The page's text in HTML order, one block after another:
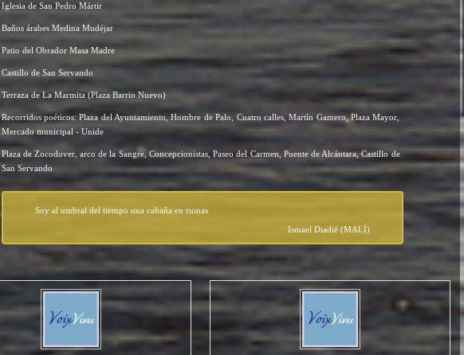
Iglesia de San Pedro Mártir
Baños árabes Medina Mudéjar
Patio del Obrador Masa Madre
Castillo de San Servando
Terraza de La Marmita (Plaza Barrio Nuevo)
Recorridos poéticos: Plaza del Ayuntamiento, Hombre de Palo, Cuatro calles, Martín Gamero, Plaza Mayor,
Mercado municipal - Unide
Plaza de Zocodover, arco de la Sangre, Concepcionistas, Paseo del Carmen, Puente de Alcántara, Castillo de
San Servando
Soy al umbral del tiempo una cabaña en ruinas
Ismael Diadié (MALÍ)